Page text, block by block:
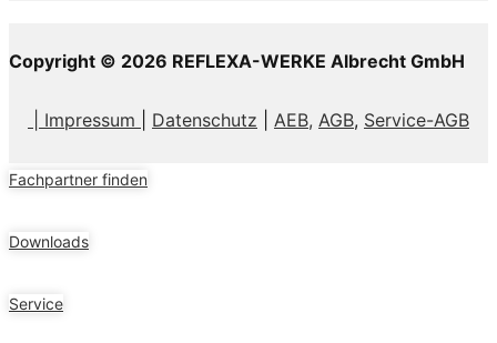
Copyright © 2026 REFLEXA-WERKE Albrecht GmbH
| Impressum Datenschutz AEB, AGB, Service-AGB
Fachpartner finden
Downloads
Service